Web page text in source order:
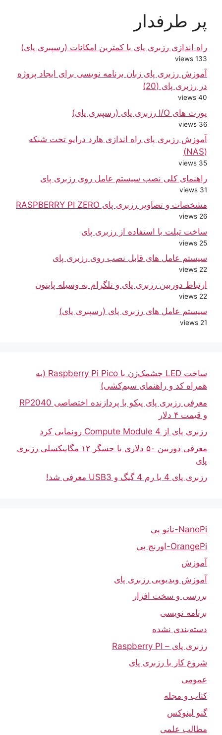
پر طرفدار
راه اندازی رزبری پای با کمترین امکانات (رسپبری پای)
133 views
آموزش رزبری پای زبان برنامه نویسی برای ایجاد پروژه
در رزبری پای (20)
40 views
پورت های I/O رزبری پای (رسپبری پای)
36 views
آموزش رزبری پای راه اندازی هارد درایو تحت شبکه
(NAS)
35 views
راهنمای کلی نصب سیستم عامل روی رزبری پای
31 views
مشخصات و تصاویر رزبری پای RASPBERRY PI ZERO
26 views
ساخت تبلت با استفاده از رزبری پای
25 views
سیستم عامل های قابل نصب روی رزبری پای
22 views
ارتباط دوربین رزبری پای و تلگرام به وسیله پایتون
22 views
سیستم عامل های رزبری پای (رسپبری پای)
21 views
ساخت LED چشمک‌زن با Raspberry Pi Pico (به
همراه کد و راهنمای سیم‌کشی)
معرفی رزبری پای پیکو با پردازنده اختصاصی RP2040
و قیمت ۴ دلار
رزبری پای از Compute Module 4 رونمایی کرد
معرفی دوربین ۵۰ دلاری با حسگر ۱۲ مگاپیکسلی رزبری
پای
رزبری پای 4 با رم 4 گیگ و USB3 معرفی شد!
NanoPi-نانو پی
OrangePi-اورنج پی
آموزش
آموزش ویدیویی رزبری پای
بررسی و سخت افزار
برنامه نویسی
دسته‌بندی نشده
رزبری پای – Raspberry PI
شروع کار با رزبری پای
عمومی
کتاب و مجله
گنو لینوکس
مطالب علمی